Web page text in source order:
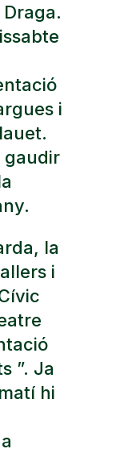
i
gaudir
la
i
”. Ja
hi